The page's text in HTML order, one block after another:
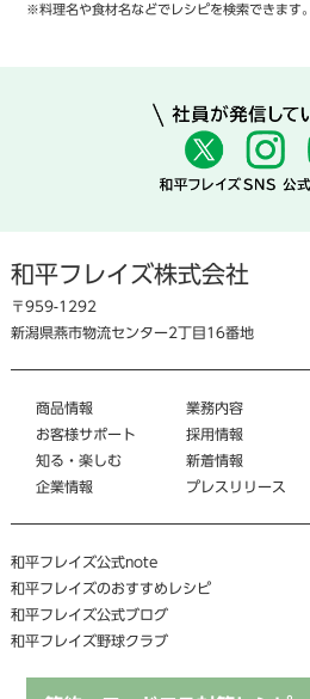
※料理名や食材名などでレシピを検索できます。
和平フレイズ株式会社
〒959-1292
新潟県燕市物流センター2丁目16番地
商品情報
お客様サポート
知る・楽しむ
企業情報
業務内容
採用情報
新着情報
プレスリリース
和平フレイズ公式note
和平フレイズのおすすめレシピ
和平フレイズ公式ブログ
和平フレイズ野球クラブ